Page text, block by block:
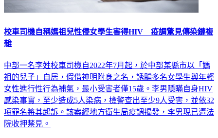
校車司機自稱媽祖兒性侵女學生害得HIV 疫調驚見傳染鏈複
雜
中部一名李姓校車司機自2022年7月起，於中部某縣市以「媽
祖的兒子」自居，假借神明附身之名，誘騙多名女學生與年輕
女性進行性行為補氣，最小受害者僅15歲。李男隱瞞自身HIV
感染事實，至少造成5人染病，檢警查出至少9人受害，並依32
項罪名將其起訴。該案經地方衛生局疫調揭發，李男現已遭法
院收押禁見。